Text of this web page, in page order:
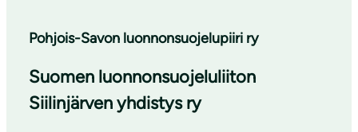
Pohjois-Savon luonnonsuojelupiiri ry
Suomen luonnonsuojeluliiton
Siilinjärven yhdistys ry